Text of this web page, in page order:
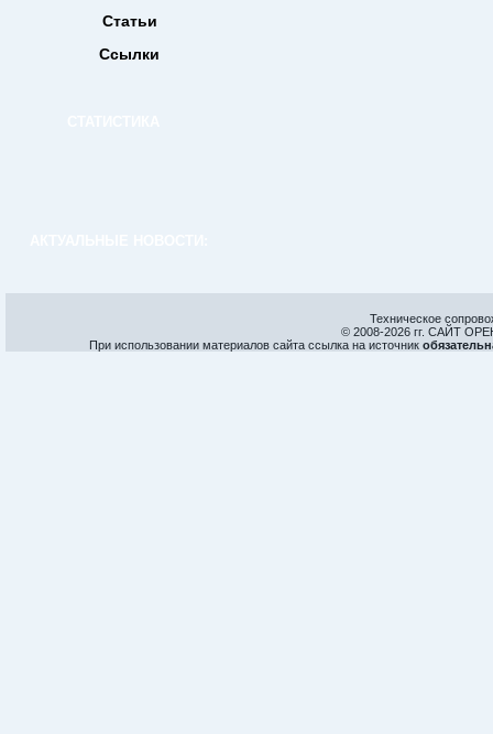
Статьи
Ссылки
Техническое
© 2008-2026 гг. САЙТ
При использовании материалов сайта ссылка на источник